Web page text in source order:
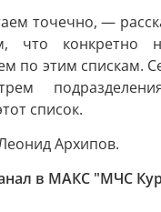
точечно, —
что конкретно
по этим спискам.
список.
Архипов.
в МАКС "МЧС